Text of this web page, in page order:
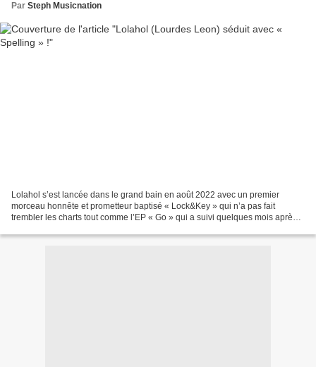
Par Steph Musicnation
Lolahol s’est lancée dans le grand bain en août 2022 avec un premier
morceau honnête et prometteur baptisé « Lock&Key » qui n’a pas fait
trembler les charts tout comme l’EP « Go » qui a suivi quelques mois après